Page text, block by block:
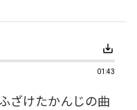
save_alt
01:43
ざけたかんじの曲